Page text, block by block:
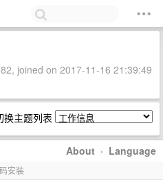
joined on 2017-11-16 21:39:49
换主题列表
About · Language
安装